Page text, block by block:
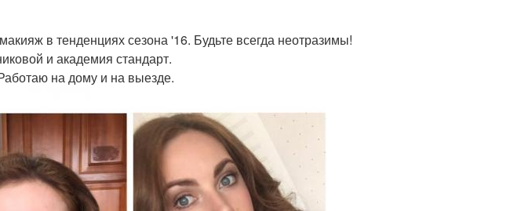
в тенденциях сезона '16. Будьте всегда неотразимы!
и академия стандарт.
на дому и на выезде.